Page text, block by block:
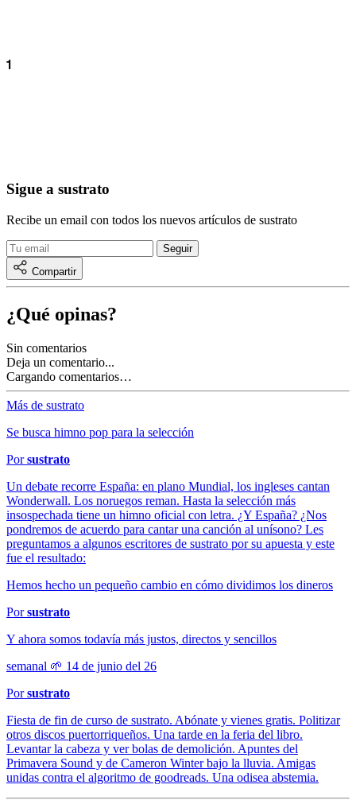
Sigue a sustrato
Recibe un email con todos los nuevos artículos de sustrato
Compartir
¿Qué opinas?
Sin comentarios
Deja un comentario...
Cargando comentarios…
Más de sustrato
Se busca himno pop para la selección
Porsustrato
Un debate recorre España: en plano Mundial, los ingleses cantan
Wonderwall. Los noruegos reman. Hasta la selección más
insospechada tiene un himno oficial con letra. ¿Y España? ¿Nos
pondremos de acuerdo para cantar una canción al unísono? Les
preguntamos a algunos escritores de sustrato por su apuesta y este
fue el resultado:
Hemos hecho un pequeño cambio en cómo dividimos los dineros
Porsustrato
Y ahora somos todavía más justos, directos y sencillos
semanal 🌱 14 de junio del 26
Porsustrato
Fiesta de fin de curso de sustrato. Abónate y vienes gratis. Politizar
otros discos puertorriqueños. Una tarde en la feria del libro.
Levantar la cabeza y ver bolas de demolición. Apuntes del
Primavera Sound y de Cameron Winter bajo la lluvia. Amigas
unidas contra el algoritmo de goodreads. Una odisea abstemia.